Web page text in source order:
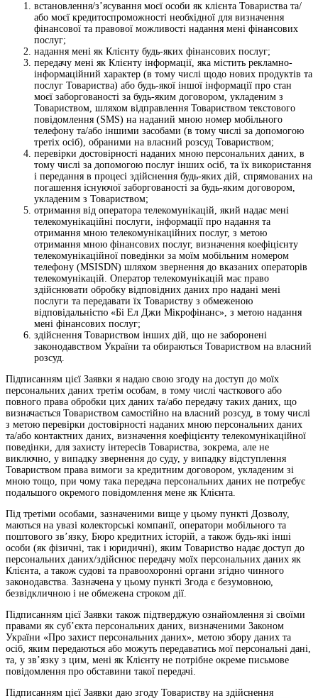
встановлення/з’ясування моєї особи як клієнта Товариства та/
або моєї кредитоспроможності необхідної для визначення
фінансової та правової можливості надання мені фінансових
послуг;
надання мені як Клієнту будь-яких фінансових послуг;
передачу мені як Клієнту інформації, яка містить рекламно-
інформаційний характер (в тому числі щодо нових продуктів та
послуг Товариства) або будь-якої іншої інформації про стан
моєї заборгованості за будь-яким договором, укладеним з
Товариством, шляхом відправлення Товариством текстового
повідомлення (SMS) на наданий мною номер мобільного
телефону та/або іншими засобами (в тому числі за допомогою
третіх осіб), обраними на власний розсуд Товариством;
перевірки достовірності наданих мною персональних даних, в
тому числі за допомогою послуг інших осіб, та їх використання
і передання в процесі здійснення будь-яких дій, спрямованих на
погашення існуючої заборгованості за будь-яким договором,
укладеним з Товариством;
отримання від оператора телекомунікацій, який надає мені
телекомунікаційні послуги, інформації про надання та
отримання мною телекомунікаційних послуг, з метою
отримання мною фінансових послуг, визначення коефіцієнту
телекомунікаційної поведінки за моїм мобільним номером
телефону (MSISDN) шляхом звернення до вказаних операторів
телекомунікацій. Оператор телекомунікацій має право
здійснювати обробку відповідних даних про надані мені
послуги та передавати їх Товариству з обмеженою
відповідальністю «Бі Ел Джи Мікрофінанс», з метою надання
мені фінансових послуг;
здійснення Товариством інших дій, що не заборонені
законодавством України та обираються Товариством на власний
розсуд.
Підписанням цієї Заявки я надаю свою згоду на доступ до моїх
персональних даних третім особам, в тому числі часткового або
повного права обробки цих даних та/або передачу таких даних, що
визначається Товариством самостійно на власний розсуд, в тому числі
з метою перевірки достовірності наданих мною персональних даних
та/або контактних даних, визначення коефіцієнту телекомунікаційної
поведінки, для захисту інтересів Товариства, зокрема, але не
виключно, у випадку звернення до суду, у випадку відступлення
Товариством права вимоги за кредитним договором, укладеним зі
мною тощо, при чому така передача персональних даних не потребує
подальшого окремого повідомлення мене як Клієнта.
Під третіми особами, зазначеними вище у цьому пункті Дозволу,
маються на увазі колекторські компанії, оператори мобільного та
поштового зв’язку, Бюро кредитних історій, а також будь-які інші
особи (як фізичні, так і юридичні), яким Товариство надає доступ до
персональних даних/здійснює передачу моїх персональних даних як
Клієнта, а також судові та правоохоронні органи згідно чинного
законодавства. Зазначена у цьому пункті Згода є безумовною,
безвідкличною і не обмежена строком дії.
Підписанням цієї Заявки також підтверджую ознайомлення зі своїми
правами як суб’єкта персональних даних, визначеними Законом
України «Про захист персональних даних», метою збору даних та
осіб, яким передаються або можуть передаватись мої персональні дані,
та, у зв’язку з цим, мені як Клієнту не потрібне окреме письмове
повідомлення про обставини такої передачі.
Підписанням цієї Заявки даю згоду Товариству на здійснення